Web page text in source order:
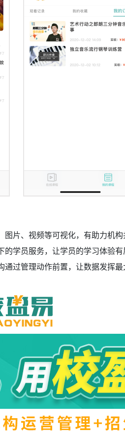
图片、视频等可视化，有助力机
学员服务，让学员的学习体验
过管理动作前置，让数据发挥最